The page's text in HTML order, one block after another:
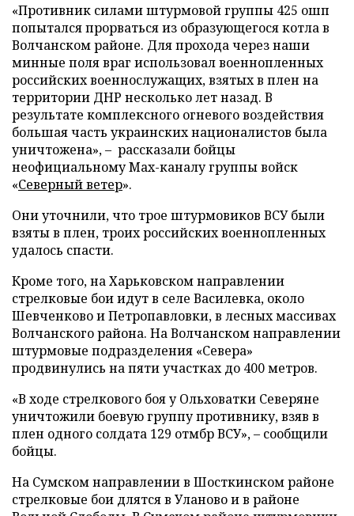
«Противник силами штурмовой группы 425 ошп
попытался прорваться из образующегося котла в
Волчанском районе. Для прохода через наши
минные поля враг использовал военнопленных
российских военнослужащих, взятых в плен на
территории ДНР несколько лет назад. В
результате комплексного огневого воздействия
большая часть украинских националистов была
уничтожена», – рассказали бойцы
неофициальному Max-каналу группы войск
«Северный ветер».
Они уточнили, что трое штурмовиков ВСУ были
взяты в плен, троих российских военнопленных
удалось спасти.
Кроме того, на Харьковском направлении
стрелковые бои идут в селе Василевка, около
Шевченково и Петропавловки, в лесных массивах
Волчанского района. На Волчанском направлении
штурмовые подразделения «Севера»
продвинулись на пяти участках до 400 метров.
«В ходе стрелкового боя у Ольховатки Северяне
уничтожили боевую группу противнику, взяв в
плен одного солдата 129 отмбр ВСУ», – сообщили
бойцы.
На Сумском направлении в Шосткинском районе
стрелковые бои длятся в Уланово и в районе